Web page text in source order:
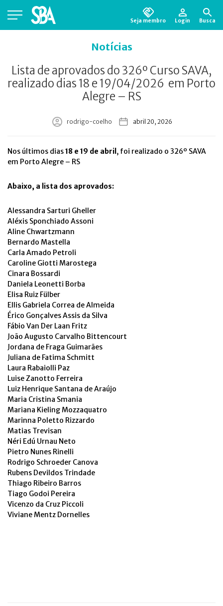
Seja membro Login Busca
Notícias
Lista de aprovados do 326º Curso SAVA,
realizado dias 18 e 19/04/2026 em Porto
Alegre – RS
rodrigo-coelho abril 20, 2026
Nos últimos dias18 e 19 de abril , foi realizado o 326º SAVA
em Porto Alegre – RS
Abaixo, a lista dos aprovados:
Alessandra Sarturi Gheller
Aléxis Sponchiado Assoni
Aline Chwartzmann
Bernardo Mastella
Carla Amado Petroli
Caroline Giotti Marostega
Cinara Bossardi
Daniela Leonetti Borba
Elisa Ruiz Fülber
Ellis Gabriela Correa de Almeida
Érico Gonçalves Assis da Silva
Fábio Van Der Laan Fritz
João Augusto Carvalho Bittencourt
Jordana de Fraga Guimarães
Juliana de Fatima Schmitt
Laura Rabaiolli Paz
Luise Zanotto Ferreira
Luiz Henrique Santana de Araújo
Maria Cristina Smania
Mariana Kieling Mozzaquatro
Marinna Poletto Rizzardo
Matias Trevisan
Néri Edú Urnau Neto
Pietro Nunes Rinelli
Rodrigo Schroeder Canova
Rubens Devildos Trindade
Thiago Ribeiro Barros
Tiago Godoi Pereira
Vicenzo da Cruz Piccoli
Viviane Mentz Dornelles